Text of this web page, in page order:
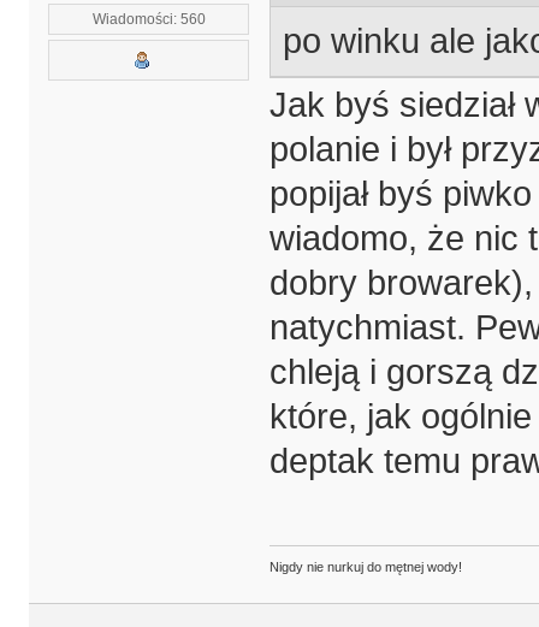
Wiadomości: 560
po winku ale
Jak byś siedział
polanie i był
popijał byś
wiadomo, że nic
dobry browarek),
natychmiast.
chleją i gorszą
które, jak
deptak temu
Nigdy nie nurkuj do mętnej wody!